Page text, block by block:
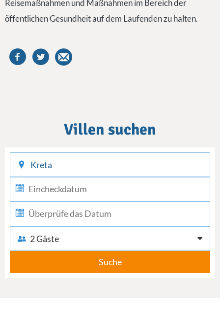
Reisemaßnahmen und Maßnahmen im Bereich der
öffentlichen Gesundheit auf dem Laufenden zu halten.
Villen suchen
2 Gäste
Suche